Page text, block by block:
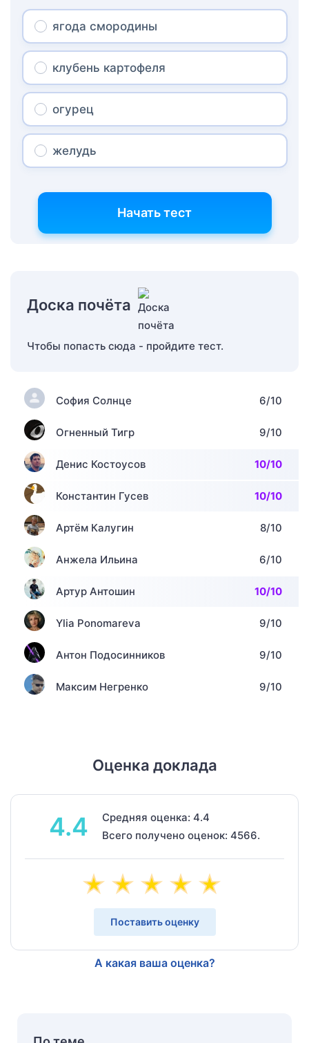
ягода смородины
клубень картофеля
огурец
желудь
Начать тест
Доска почёта
Чтобы попасть сюда - пройдите тест.
София Солнце 6/10
Огненный Тигр 9/10
Денис Костоусов 10/10
Константин Гусев 10/10
Артём Калугин 8/10
Анжела Ильина 6/10
Артур Антошин 10/10
Ylia Ponomareva 9/10
Антон Подосинников 9/10
Максим Негренко 9/10
Оценка доклада
4.4
Средняя оценка: 4.4
Всего получено оценок: 4566.
Поставить оценку
А какая ваша оценка?